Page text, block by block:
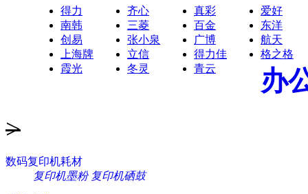
得力 齐心 真彩
爱好
南韩
三菱 百金
东洋
创易
张小泉 广博
航天
上海牌
立信 得力佳
格之格
霞光
冬灵 青云 办
>
数码复印机耗材
复印机墨粉 复印机硒鼓